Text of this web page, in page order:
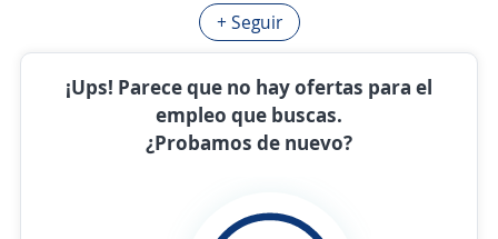
+ Seguir
¡Ups! Parece que no hay ofertas para el
empleo que buscas.
¿Probamos de nuevo?